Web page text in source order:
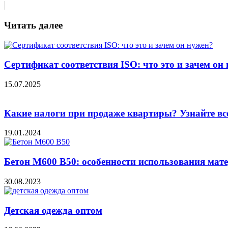
Читать далее
Сертификат соответствия ISO: что это и зачем он
15.07.2025
Какие налоги при продаже квартиры? Узнайте
19.01.2024
Бетон М600 В50: особенности использования
30.08.2023
Детская одежда оптом